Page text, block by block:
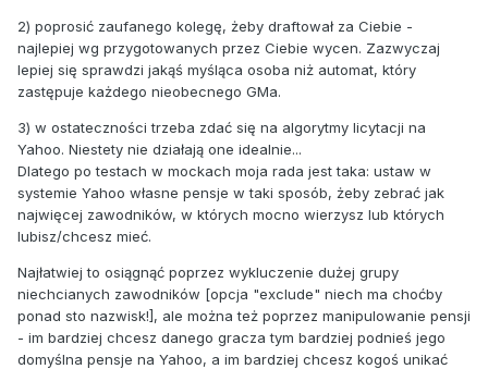
2) poprosić zaufanego kolegę, żeby draftował za Ciebie -
najlepiej wg przygotowanych przez Ciebie wycen. Zazwyczaj
lepiej się sprawdzi jakąś myśląca osoba niż automat, który
zastępuje każdego nieobecnego GMa.
3) w ostateczności trzeba zdać się na algorytmy licytacji na
Yahoo. Niestety nie działają one idealnie...
Dlatego po testach w mockach moja rada jest taka: ustaw w
systemie Yahoo własne pensje w taki sposób, żeby zebrać jak
najwięcej zawodników, w których mocno wierzysz lub których
lubisz/chcesz mieć.
Najłatwiej to osiągnąć poprzez wykluczenie dużej grupy
niechcianych zawodników [opcja "exclude" niech ma choćby
ponad sto nazwisk!], ale można też poprzez manipulowanie pensji
- im bardziej chcesz danego gracza tym bardziej podnieś jego
domyślna pensje na Yahoo, a im bardziej chcesz kogoś unikać